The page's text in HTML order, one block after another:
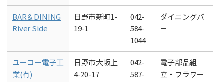
BAR＆DINING
River Side
日野市新町1-
19-1
042-
584-
1044
ダイニングバ
ー
ユーコー電子工
業(有)
日野市大坂上
4-20-17
042-
587-
電子部品組
立・フラワー